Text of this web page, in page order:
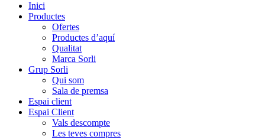
Inici
Productes
Ofertes
Productes d’aquí
Qualitat
Marca Sorli
Grup Sorli
Qui som
Sala de premsa
Espai client
Espai Client
Vals descompte
Les teves compres